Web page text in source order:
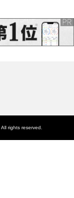
All rights reserved.